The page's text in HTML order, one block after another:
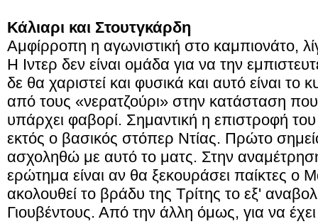
Κάλιαρι και Στουτγκάρδη
Αμφίρροπη η αγωνιστική στο καμπιονάτο,
Η Ιντερ δεν είναι ομάδα για να την
δε θα χαριστεί και φυσικά και αυτό είναι το
από τους «νερατζούρι» στην κατάσταση που
υπάρχει φαβορί. Σημαντική η επιστροφή
εκτός ο βασικός στόπερ Ντίας. Πρώτο
ασχοληθώ με αυτό το ματς. Στην
ερώτημα είναι αν θα ξεκουράσει παίκτες ο
ακολουθεί το βράδυ της Τρίτης το εξ'
Γιουβέντους. Από την άλλη όμως, για να